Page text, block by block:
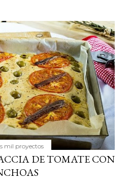
mil proyectos
DE TOMATE CON